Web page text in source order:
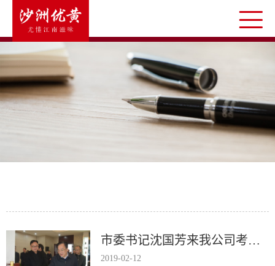
市委书记沈国芳来我公司考察新春开工情况
2019-02-12